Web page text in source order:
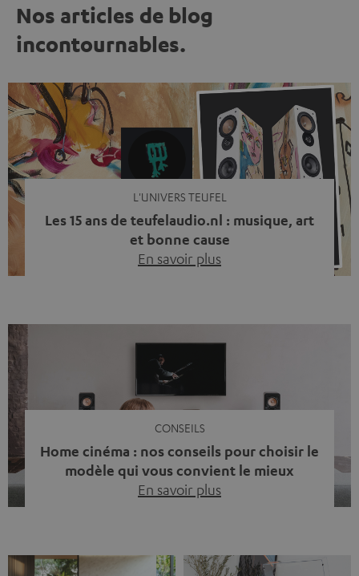
Nos articles de blog
incontournables.
L'UNIVERS TEUFEL
Les 15 ans de teufelaudio.nl : musique, art
et bonne cause
En savoir plus
quelque chose qui reflète ce que représente Teufel :
célébrer le pouvoir du son et redonner quelque chose à
la société. La musique fait bien plus que simplement
sonner bien. […]
CONSEILS
Home cinéma : nos conseils pour choisir le
modèle qui vous convient le mieux
En savoir plus
dialogue est couvert par un bruit de fond… et adieu